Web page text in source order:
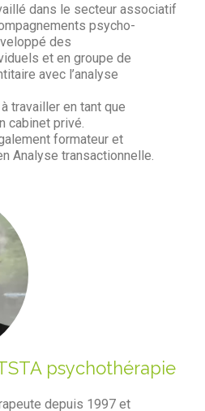
dans le secteur associatif
psycho-
des
et en groupe de
avec l’analyse
travailler en tant que
cabinet privé.
formateur et
Analyse transactionnelle.
psychothérapie
depuis 1997 et